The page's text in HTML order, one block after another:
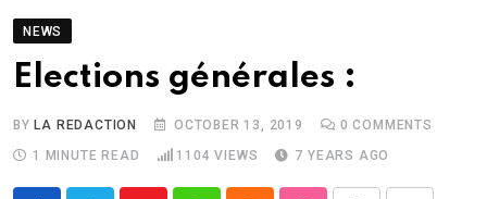
NEWS
Elections générales :
BYLA REDACTION OCTOBER 13, 2019 0 COMMENTS
1 MINUTE READ
1104 VIEWS 7 YEARS AGO